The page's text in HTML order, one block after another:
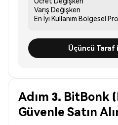
Varış Değişken
En İyi Kullanım Bölgesel
Üçüncü Taraf
Adım 3. BitBonk
Güvenle Satın